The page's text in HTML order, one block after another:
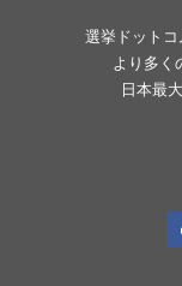
選挙ドットコ
より多く
日本最